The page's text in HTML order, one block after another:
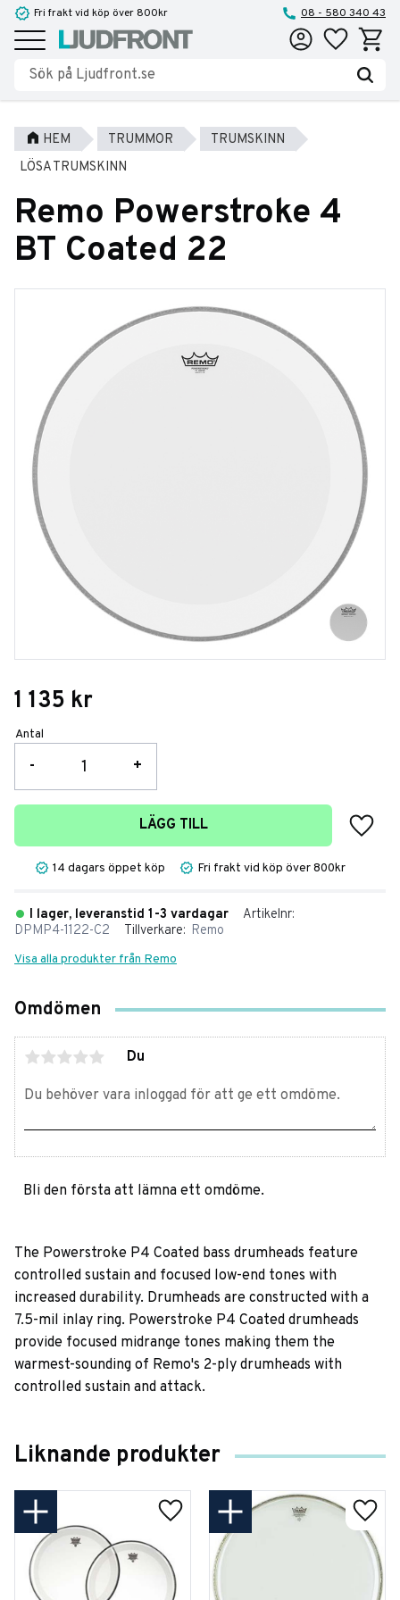
Meny
Fri frakt vid köp över 800kr 08 - 580 340 43
Favoriter
HEM TRUMMOR
TRUMSKINN
LÖSA TRUMSKINN
Remo Powerstroke 4
BT Coated 22
1 135 kr
Antal
+
-
LÄGG TILL
Lägg
14 dagars öppet köp Fri frakt vid köp över 800kr
I lager, leveranstid 1-3 vardagar
Artikelnr
DPMP4-1122-C2
Tillverkare Remo
Visa alla produkter från Remo
Omdömen
Du
Bli den första att lämna ett omdöme.
The Powerstroke P4 Coated bass drumheads feature
controlled sustain and focused low-end tones with
increased durability. Drumheads are constructed with a
7.5-mil inlay ring. Powerstroke P4 Coated drumheads
provide focused midrange tones making them the
warmest-sounding of Remo's 2-ply drumheads with
controlled sustain and attack.
Liknande produkter